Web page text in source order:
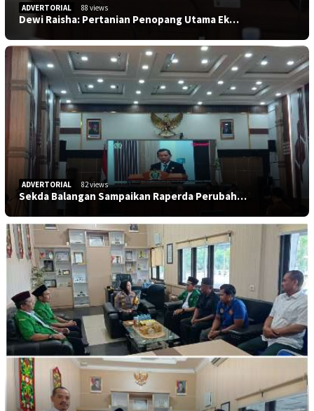
ADVERTORIAL 88 views
Dewi Raisha: Pertanian Penopang Utama Ek…
ADVERTORIAL 82 views
Sekda Balangan Sampaikan Raperda Perubah…